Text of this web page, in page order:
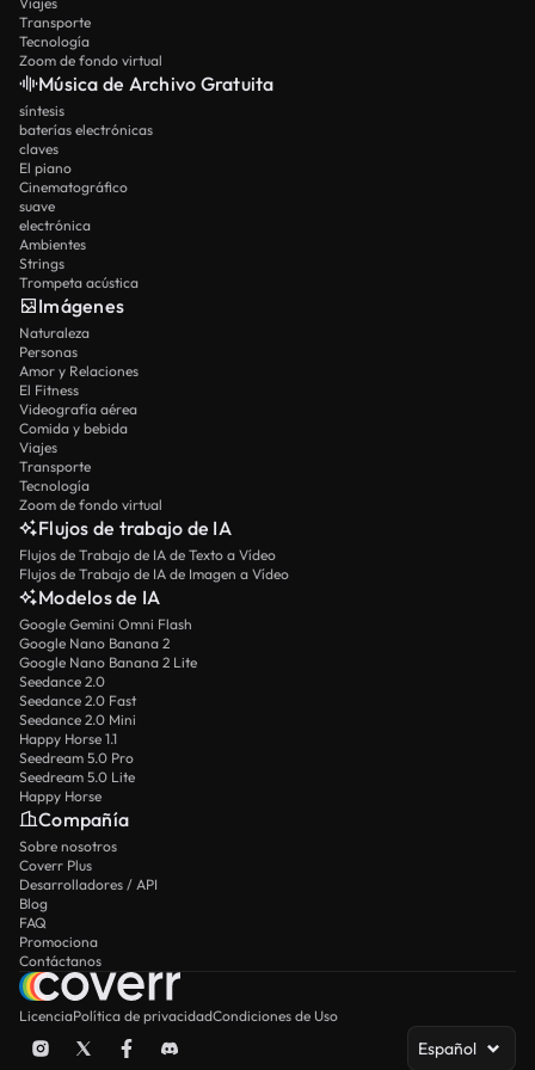
Transporte
Tecnología
Zoom de fondo virtual
Música de Archivo Gratuita
síntesis
baterías electrónicas
claves
El piano
Cinematográfico
suave
electrónica
Ambientes
Strings
Trompeta acústica
Imágenes
Naturaleza
Personas
Amor y Relaciones
El Fitness
Videografía aérea
Comida y bebida
Viajes
Transporte
Tecnología
Zoom de fondo virtual
Flujos de trabajo de IA
Flujos de Trabajo de IA de Texto a Vídeo
Flujos de Trabajo de IA de Imagen a Vídeo
Modelos de IA
Google Gemini Omni Flash
Google Nano Banana 2
Google Nano Banana 2 Lite
Seedance 2.0
Seedance 2.0 Fast
Seedance 2.0 Mini
Happy Horse 1.1
Seedream 5.0 Pro
Seedream 5.0 Lite
Happy Horse
Compañía
Sobre nosotros
Coverr Plus
Desarrolladores / API
Blog
FAQ
Promociona
Contáctanos
LicenciaPolítica de privacidadCondiciones de Uso
Español